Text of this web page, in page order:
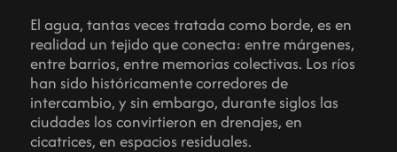
El agua, tantas veces tratada como borde, es en
realidad un tejido que conecta: entre márgenes,
entre barrios, entre memorias colectivas. Los ríos
han sido históricamente corredores de
intercambio, y sin embargo, durante siglos las
ciudades los convirtieron en drenajes, en
cicatrices, en espacios residuales.